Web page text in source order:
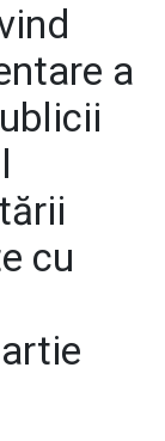
a
cu